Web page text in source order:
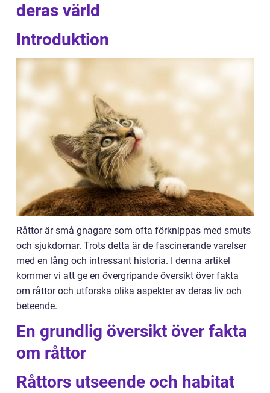
deras värld
Introduktion
Råttor är små gnagare som ofta förknippas med smuts
och sjukdomar. Trots detta är de fascinerande varelser
med en lång och intressant historia. I denna artikel
kommer vi att ge en övergripande översikt över fakta
om råttor och utforska olika aspekter av deras liv och
beteende.
En grundlig översikt över fakta
om råttor
Råttors utseende och habitat